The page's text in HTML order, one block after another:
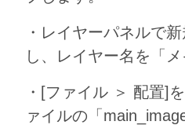
・レイヤーパネルで
し、レイヤー名を「
・[ファイル ＞ 配置]
ァイルの「